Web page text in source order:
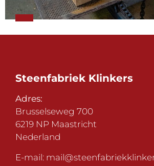
Steenfabriek Klinkers
Adres:
Brusselseweg 700
6219 NP Maastricht
Nederland
E-mail: